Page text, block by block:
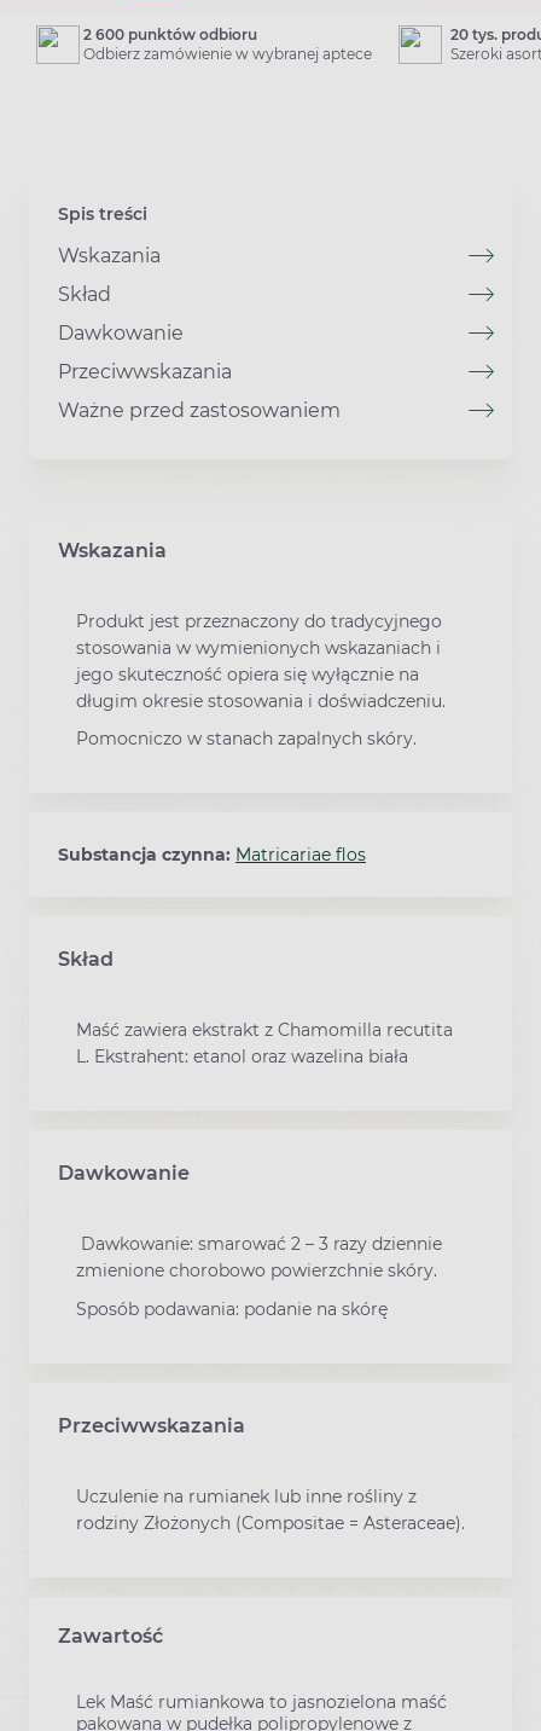
2 600 punktów odbioru
Odbierz zamówienie w wybranej aptece
20 tys.
Szeroki
Spis treści
Wskazania
Skład
Dawkowanie
Przeciwwskazania
Ważne przed zastosowaniem
Wskazania
Produkt jest przeznaczony do tradycyjnego
stosowania w wymienionych wskazaniach i
jego skuteczność opiera się wyłącznie na
długim okresie stosowania i doświadczeniu.
Pomocniczo w stanach zapalnych skóry.
Substancja czynna: Matricariae flos
Skład
Maść zawiera ekstrakt z Chamomilla recutita
L. Ekstrahent: etanol oraz wazelina biała
Dawkowanie
Dawkowanie: smarować 2 – 3 razy dziennie
zmienione chorobowo powierzchnie skóry.
Sposób podawania: podanie na skórę
Przeciwwskazania
Uczulenie na rumianek lub inne rośliny z
rodziny Złożonych (Compositae = Asteraceae).
Zawartość
Lek Maść rumiankowa to jasnozielona maść
pakowana w pudełka polipropylenowe z